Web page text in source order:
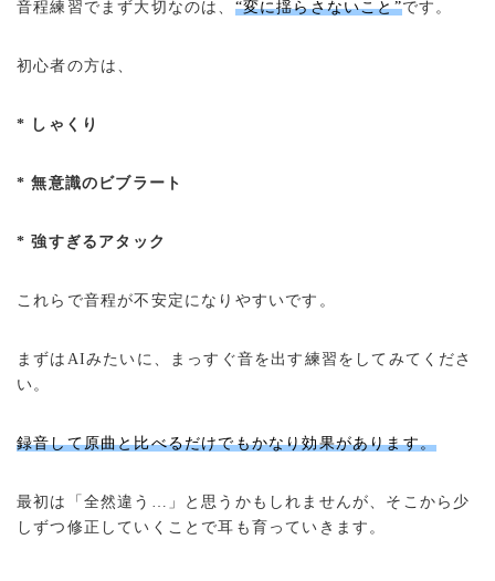
音程練習でまず大切なのは、 “変に揺らさないこと”です。
初心者の方は、
* しゃくり
* 無意識のビブラート
* 強すぎるアタック
これらで音程が不安定になりやすいです。
まずはAIみたいに、まっすぐ音を出す練習をしてみてくださ
い。
録音して原曲と比べるだけでもかなり効果があります。
最初は「全然違う…」と思うかもしれませんが、そこから少
しずつ修正していくことで耳も育っていきます。